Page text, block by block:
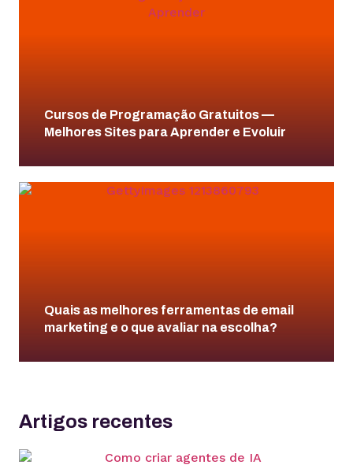
Cursos de Programação Gratuitos —
Melhores Sites para Aprender e Evoluir
Quais as melhores ferramentas de email
marketing e o que avaliar na escolha?
Artigos recentes